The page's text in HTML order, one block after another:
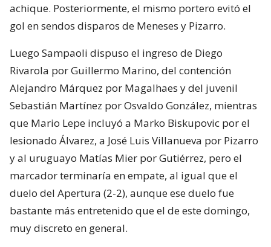
achique. Posteriormente, el mismo portero evitó el
gol en sendos disparos de Meneses y Pizarro.
Luego Sampaoli dispuso el ingreso de Diego
Rivarola por Guillermo Marino, del contención
Alejandro Márquez por Magalhaes y del juvenil
Sebastián Martínez por Osvaldo González, mientras
que Mario Lepe incluyó a Marko Biskupovic por el
lesionado Álvarez, a José Luis Villanueva por Pizarro
y al uruguayo Matías Mier por Gutiérrez, pero el
marcador terminaría en empate, al igual que el
duelo del Apertura (2-2), aunque ese duelo fue
bastante más entretenido que el de este domingo,
muy discreto en general.